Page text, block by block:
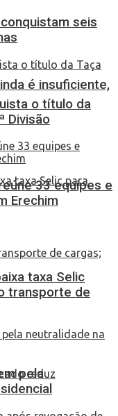
é insuficiente,
taxa Selic
seis
o título da
Divisão
33 equipes e
Erechim
transporte de
pela